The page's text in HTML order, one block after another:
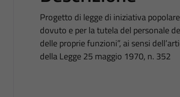
Progetto di legge di iniziativa
dovuto e per la tutela del personale
delle proprie funzioni”, ai sensi
della Legge 25 maggio 1970, n. 352